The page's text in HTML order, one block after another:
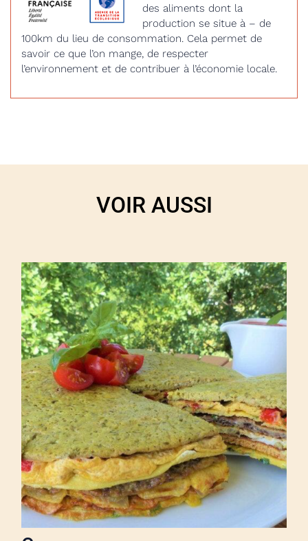
des aliments dont la
production se situe à – de
100km du lieu de consommation. Cela permet de
savoir ce que l’on mange, de respecter
l’environnement et de contribuer à l’économie locale.
VOIR AUSSI